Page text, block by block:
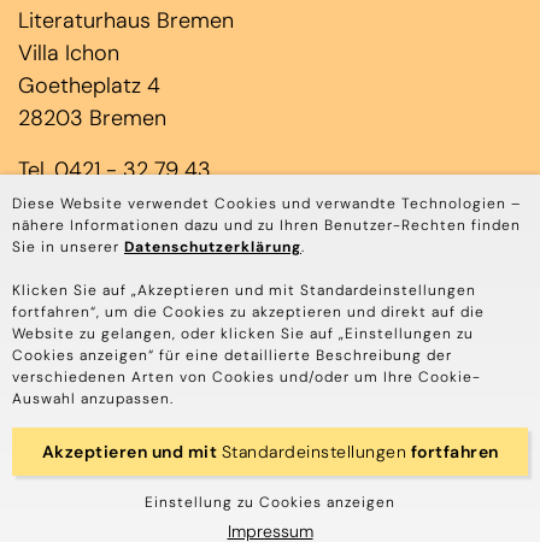
Diese Website verwendet Cookies und verwandte Technologien –
nähere Informationen dazu und zu Ihren Benutzer-Rechten finden
Sie in unserer Datenschutzerklärung.
Klicken Sie auf „Akzeptieren und mit Standardeinstellungen
fortfahren“, um die Cookies zu akzeptieren und direkt auf die
Website zu gelangen, oder klicken Sie auf „Einstellungen zu
Cookies anzeigen“ für eine detaillierte Beschreibung der
verschiedenen Arten von Cookies und/oder um Ihre Cookie-
Auswahl anzupassen.
Akzeptieren und mit Standardeinstellungen fortfahren
Einstellung zu Cookies anzeigen
Impressum
Literaturhaus Bremen
Villa Ichon
Goetheplatz 4
28203 Bremen
Tel. 0421 - 32 79 43
(Jens Laloire & Janin Rominger)
Mo bis Do 10.00 – 17.00 Uhr
Tel. 0421 - 45 85 3939
(Annika Depping & Stephanie Schaefers)
Mo bis Do 10.00 - 14.00 Uhr
© Literaturhaus Bremen